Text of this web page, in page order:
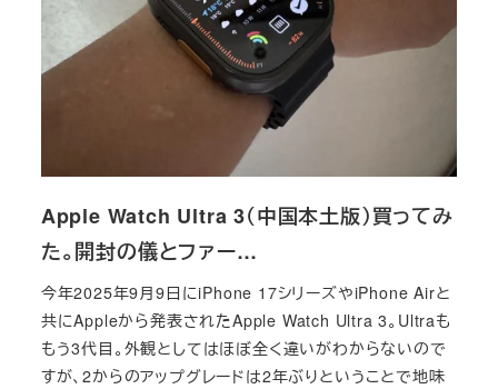
Apple Watch Ultra 3（中国本土版）買ってみ
た。開封の儀とファー…
今年2025年9月9日にiPhone 17シリーズやiPhone Airと
共にAppleから発表されたApple Watch Ultra 3。Ultraも
もう3代目。外観としてはほぼ全く違いがわからないので
すが、2からのアップグレードは2年ぶりということで地味